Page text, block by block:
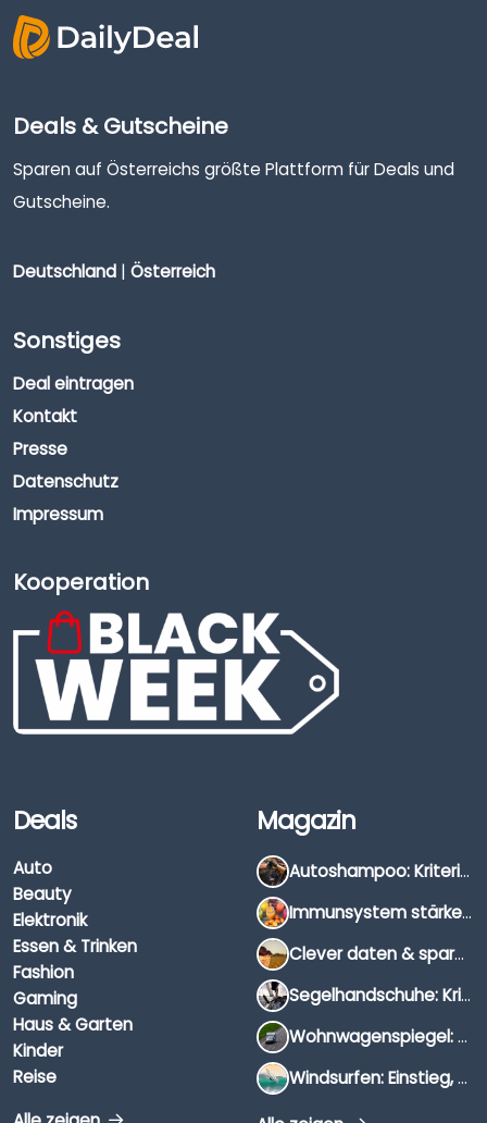
Deals & Gutscheine
Sparen auf Österreichs größte Plattform für Deals und
Gutscheine.
Deutschland | Österreich
Sonstiges
Deal eintragen
Kontakt
Presse
Datenschutz
Impressum
Kooperation
Deals
Auto
Beauty
Elektronik
Essen & Trinken
Fashion
Gaming
Haus & Garten
Kinder
Reise
Magazin
Autoshampoo: Kriterien, Unterschiede & Anwendung
Immunsystem stärken: Hausmittel, Vitamine & Wissenswertes
Clever daten & sparen: So findest du die besten Deals für Dates und Unternehmungen
Segelhandschuhe: Kriterien, Materialien & Tipps
Wohnwagenspiegel: Auswahl, Preise & Montage
Windsurfen: Einstieg, Ausrüstung & Tipps